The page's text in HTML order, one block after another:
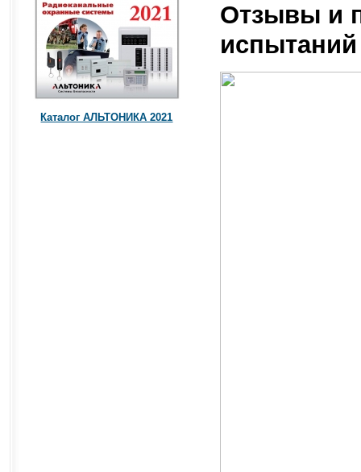
Отзывы и
испытаний
Каталог АЛЬТОНИКА 2021